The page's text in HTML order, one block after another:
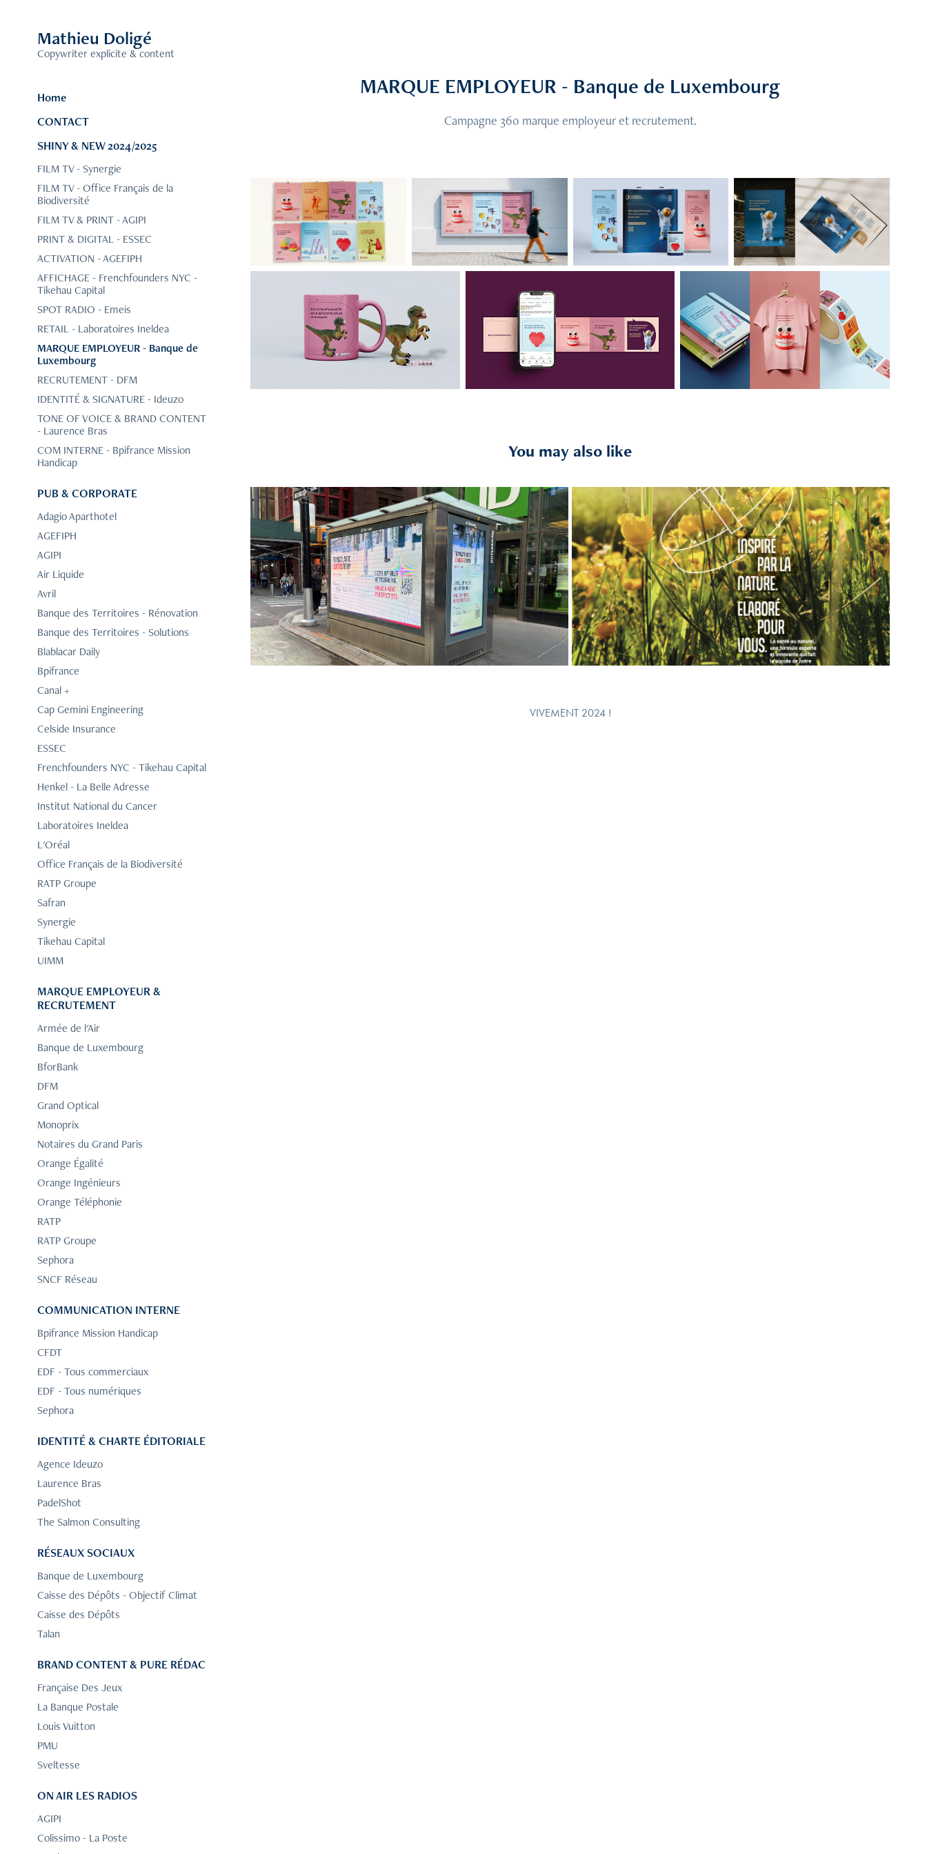
Mathieu Doligé
Copywriter explicite & content
Home
CONTACT
SHINY & NEW 2024/2025
FILM TV - Synergie
FILM TV - Office Français de la
Biodiversité
FILM TV & PRINT - AGIPI
PRINT & DIGITAL - ESSEC
ACTIVATION - AGEFIPH
AFFICHAGE - Frenchfounders NYC -
Tikehau Capital
SPOT RADIO - Emeis
RETAIL - Laboratoires Ineldea
MARQUE EMPLOYEUR - Banque de
Luxembourg
RECRUTEMENT - DFM
IDENTITÉ & SIGNATURE - Ideuzo
TONE OF VOICE & BRAND CONTENT
- Laurence Bras
COM INTERNE - Bpifrance Mission
Handicap
PUB & CORPORATE
Adagio Aparthotel
AGEFIPH
AGIPI
Air Liquide
Avril
Banque des Territoires - Rénovation
Banque des Territoires - Solutions
Blablacar Daily
Bpifrance
Canal +
Cap Gemini Engineering
Celside Insurance
ESSEC
Frenchfounders NYC - Tikehau Capital
Henkel - La Belle Adresse
Institut National du Cancer
Laboratoires Ineldea
L'Oréal
Office Français de la Biodiversité
RATP Groupe
Safran
Synergie
Tikehau Capital
UIMM
MARQUE EMPLOYEUR &
RECRUTEMENT
Armée de l'Air
Banque de Luxembourg
BforBank
DFM
Grand Optical
Monoprix
Notaires du Grand Paris
Orange Égalité
Orange Ingénieurs
Orange Téléphonie
RATP
RATP Groupe
Sephora
SNCF Réseau
COMMUNICATION INTERNE
Bpifrance Mission Handicap
CFDT
EDF - Tous commerciaux
EDF - Tous numériques
Sephora
IDENTITÉ & CHARTE ÉDITORIALE
Agence Ideuzo
Laurence Bras
PadelShot
The Salmon Consulting
RÉSEAUX SOCIAUX
Banque de Luxembourg
Caisse des Dépôts - Objectif Climat
Caisse des Dépôts
Talan
BRAND CONTENT & PURE RÉDAC
Française Des Jeux
La Banque Postale
Louis Vuitton
PMU
Sveltesse
ON AIR LES RADIOS
AGIPI
Colissimo - La Poste
MARQUE EMPLOYEUR - Banque de Luxembourg
Campagne 360 marque employeur et recrutement.
You may also like
2024
AFFICHAGE - Frenchfounders NYC -
Tikehau Capital
2024
RETAIL - Laboratoires Ineldea
VIVEMENT 2024 !